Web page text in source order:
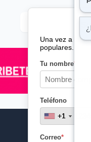
Una vez a la
populares.
Tu nombre*
Teléfono
+1
+1
Correo*